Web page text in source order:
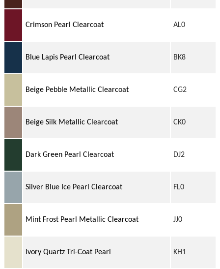
Crimson Pearl Clearcoat AL0
Blue Lapis Pearl Clearcoat BK8
Beige Pebble Metallic Clearcoat CG2
Beige Silk Metallic Clearcoat CK0
Dark Green Pearl Clearcoat DJ2
Silver Blue Ice Pearl Clearcoat FL0
Mint Frost Pearl Metallic Clearcoat JJ0
Ivory Quartz Tri-Coat Pearl KH1